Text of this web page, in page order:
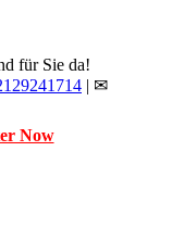
für Sie da!
| ✉
Now